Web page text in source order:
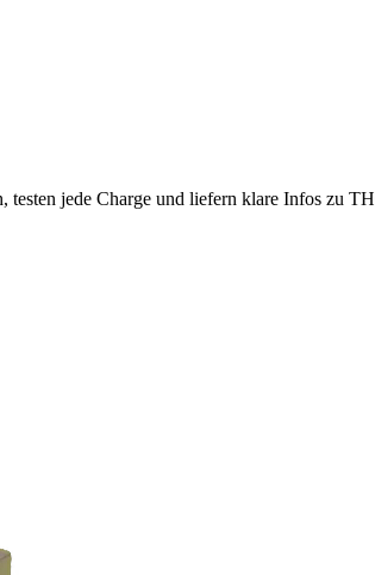
testen jede Charge und liefern klare Infos zu